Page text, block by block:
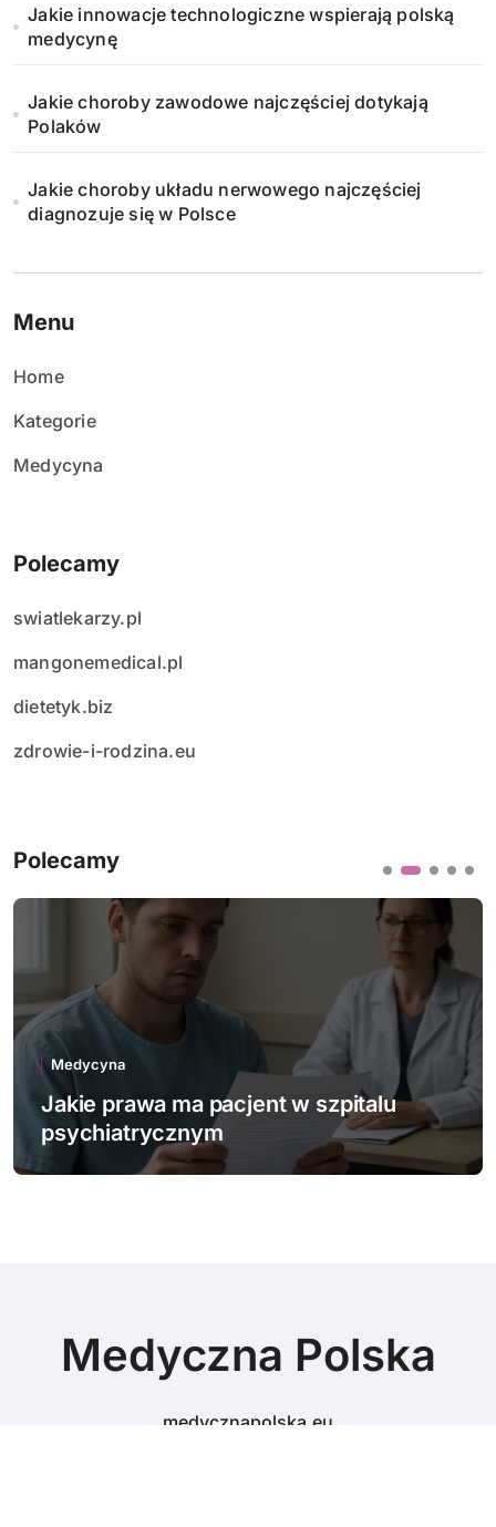
n
i
e
w
p
Jakie innowacje technologiczne wspierają polską
medycynę
Jakie choroby zawodowe najczęściej dotykają
Polaków
Jakie choroby układu nerwowego najczęściej
diagnozuje się w Polsce
Menu
Home
Kategorie
Medycyna
Polecamy
swiatlekarzy.pl
mangonemedical.pl
dietetyk.biz
zdrowie-i-rodzina.eu
Polecamy
Medycyna
Jakie innowacje technologiczne
wspierają polską medycynę
Medyczna Polska
medycznapolska.eu